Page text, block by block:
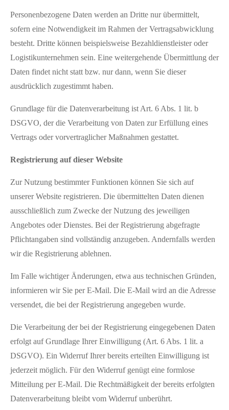
Personenbezogene Daten werden an Dritte nur übermittelt,
sofern eine Notwendigkeit im Rahmen der Vertragsabwicklung
besteht. Dritte können beispielsweise Bezahldienstleister oder
Logistikunternehmen sein. Eine weitergehende Übermittlung der
Daten findet nicht statt bzw. nur dann, wenn Sie dieser
ausdrücklich zugestimmt haben.
Grundlage für die Datenverarbeitung ist Art. 6 Abs. 1 lit. b
DSGVO, der die Verarbeitung von Daten zur Erfüllung eines
Vertrags oder vorvertraglicher Maßnahmen gestattet.
Registrierung auf dieser Website
Zur Nutzung bestimmter Funktionen können Sie sich auf
unserer Website registrieren. Die übermittelten Daten dienen
ausschließlich zum Zwecke der Nutzung des jeweiligen
Angebotes oder Dienstes. Bei der Registrierung abgefragte
Pflichtangaben sind vollständig anzugeben. Andernfalls werden
wir die Registrierung ablehnen.
Im Falle wichtiger Änderungen, etwa aus technischen Gründen,
informieren wir Sie per E-Mail. Die E-Mail wird an die Adresse
versendet, die bei der Registrierung angegeben wurde.
Die Verarbeitung der bei der Registrierung eingegebenen Daten
erfolgt auf Grundlage Ihrer Einwilligung (Art. 6 Abs. 1 lit. a
DSGVO). Ein Widerruf Ihrer bereits erteilten Einwilligung ist
jederzeit möglich. Für den Widerruf genügt eine formlose
Mitteilung per E-Mail. Die Rechtmäßigkeit der bereits erfolgten
Datenverarbeitung bleibt vom Widerruf unberührt.